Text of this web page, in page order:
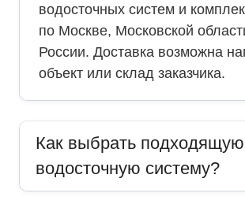
водосточных систем и
по Москве, Московской
России. Доставка возможна
объект или склад заказчика.
Как выбрать подходящую
водосточную систему?